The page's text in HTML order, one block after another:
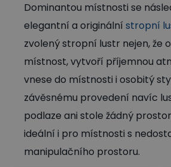
Dominantou místnosti se
elegantní a originální stropní
zvolený stropní lustr nejen, že
místnost, vytvoří příjemnou
vnese do místnosti i osobitý
závěsnému provedení navíc
podlaze ani stole žádný
ideální i pro místnosti s
manipulačního prostoru.